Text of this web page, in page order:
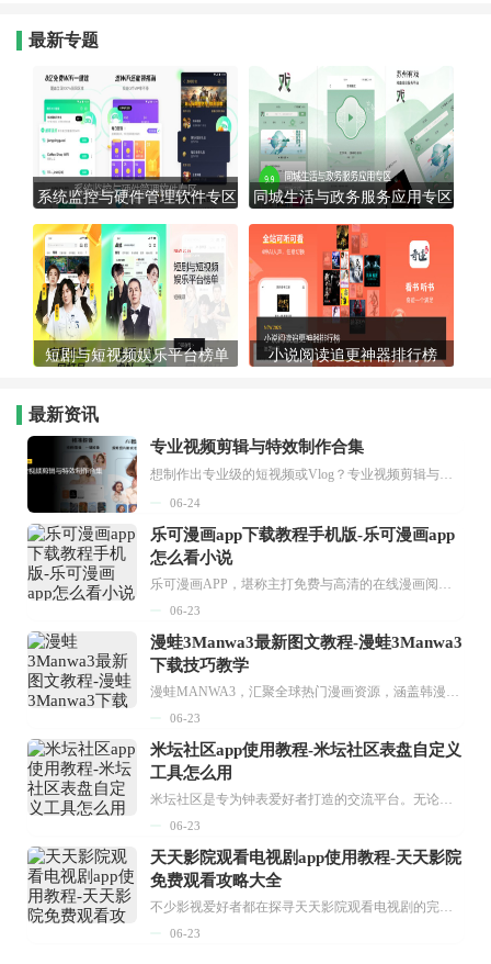
最新专题
系统监控与硬件管理软件专区 同城生活与政务服务应用专区
短剧与短视频娱乐平台榜单 小说阅读追更神器排行榜
最新资讯
专业视频剪辑与特效制作合集
想制作出专业级的短视频或Vlog？专业视频剪辑与特效制作大全专题为你提供了从剪辑、抠像到特效包装的全套解决方案。无论是添加炫酷的片头、进行精准的视频抠图，还是制...
06-24
乐可漫画app下载教程手机版-乐可漫画app
怎么看小说
06-23
漫蛙3Manwa3最新图文教程-漫蛙3Manwa3
下载技巧教学
06-23
米坛社区app使用教程-米坛社区表盘自定义
工具怎么用
06-23
天天影院观看电视剧app使用教程-天天影院
免费观看攻略大全
06-23